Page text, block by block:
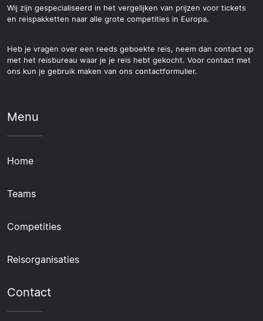
Wij zijn gespecialiseerd in het vergelijken van prijzen voor tickets
en reispakketten naar alle grote competities in Europa.
Heb je vragen over een reeds geboekte reis, neem dan contact op
met het reisbureau waar je je reis hebt gekocht. Voor contact met
ons kun je gebruik maken van ons contactformulier.
Menu
Home
Teams
Competities
Reisorganisaties
Contact